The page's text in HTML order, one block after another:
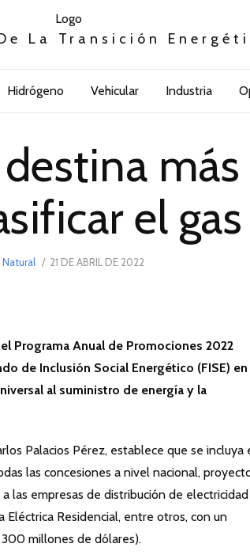
La Transición
Hidrógeno Vehicular Industria
el
Natural
POSTED
21 DE ABRIL DE 2022
Programa Anual de Promociones 2022
de Inclusión Social Energético (FISE) en
al suministro de energía y la
Palacios Pérez, establece que se incluya
las concesiones a nivel nacional,
las empresas de distribución de electricidad
Residencial, entre otros, con un
300 millones de dólares).